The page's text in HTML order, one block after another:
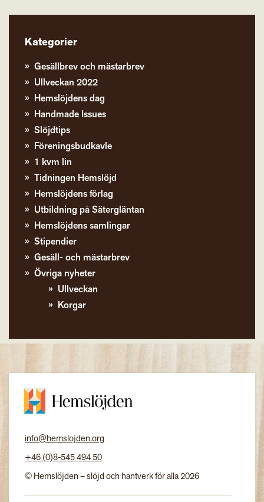
Kategorier
Gesällbrev och mästarbrev
Ullveckan 2022
Hemslöjdens dag
Handmade Issues
Slöjdtips
Föreningsbudkavle
1 kvm lin
Tidningen Hemslöjd
Hemslöjdens förlag
Utbildning på Sätergläntan
Hemslöjdens samlingar
Stipendier
Gesäll- och mästarbrev
Övriga nyheter
Ullveckan
Korgar
info@hemslojden.org
+46 (0)8-545 494 50
© Hemslöjden – slöjd och hantverk för alla 2026